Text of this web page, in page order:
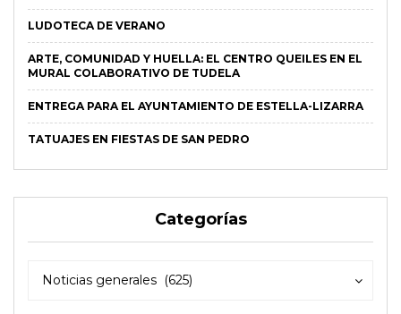
LUDOTECA DE VERANO
ARTE, COMUNIDAD Y HUELLA: EL CENTRO QUEILES EN EL
MURAL COLABORATIVO DE TUDELA
ENTREGA PARA EL AYUNTAMIENTO DE ESTELLA-LIZARRA
TATUAJES EN FIESTAS DE SAN PEDRO
Categorías
Noticias generales (625)
Categorías